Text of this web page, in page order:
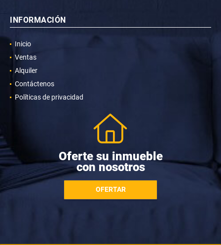
INFORMACIÓN
Inicio
Ventas
Alquiler
Contáctenos
Políticas de privacidad
Oferte su inmueble
con nosotros
OFERTAR